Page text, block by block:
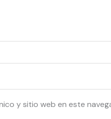
y sitio web en este